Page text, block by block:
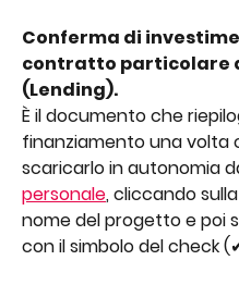
Conferma di
contratto particolare
(Lending).
È il documento che
finanziamento una volta
scaricarlo in autonomia
personale, cliccando
nome del progetto e poi
con il simbolo del check